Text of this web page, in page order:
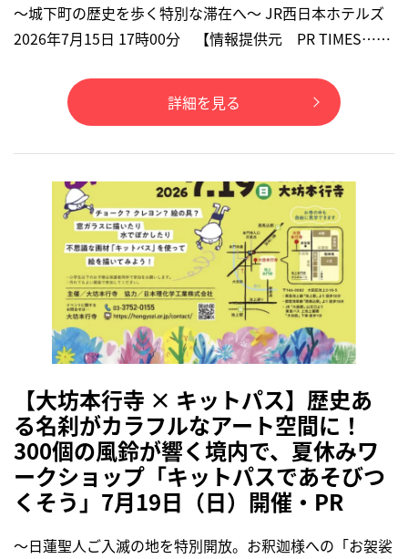
〜城下町の歴史を歩く特別な滞在へ〜 JR西日本ホテルズ
2026年7月15日 17時00分 【情報提供元 PR TIMES……
詳細を見る
【大坊本行寺 × キットパス】歴史あ
る名刹がカラフルなアート空間に！
300個の風鈴が響く境内で、夏休みワ
ークショップ「キットパスであそびつ
くそう」7月19日（日）開催・PR
〜日蓮聖人ご入滅の地を特別開放。お釈迦様への「お袈裟